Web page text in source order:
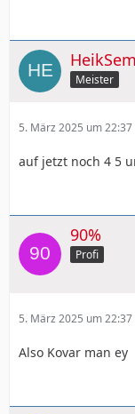
HeikSem
Meister
5. März 2025 um 22:37
auf jetzt noch 4 5
90%
Profi
5. März 2025 um 22:37
Also Kovar man ey